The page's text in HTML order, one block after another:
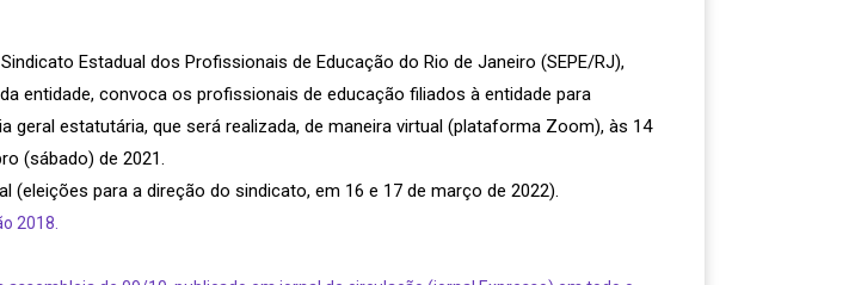
Estadual dos Profissionais de Educação do Rio de Janeiro (SEPE/RJ),
entidade, convoca os profissionais de educação filiados à entidade para
geral estatutária, que será realizada, de maneira virtual (plataforma Zoom), às 14
(sábado) de 2021.
(eleições para a direção do sindicato, em 16 e 17 de março de 2022).
2018.